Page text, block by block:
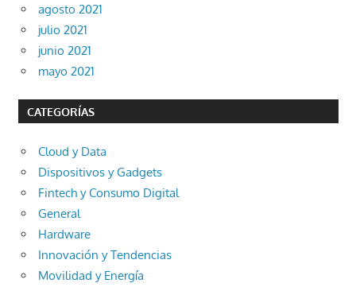
agosto 2021
julio 2021
junio 2021
mayo 2021
CATEGORÍAS
Cloud y Data
Dispositivos y Gadgets
Fintech y Consumo Digital
General
Hardware
Innovación y Tendencias
Movilidad y Energía